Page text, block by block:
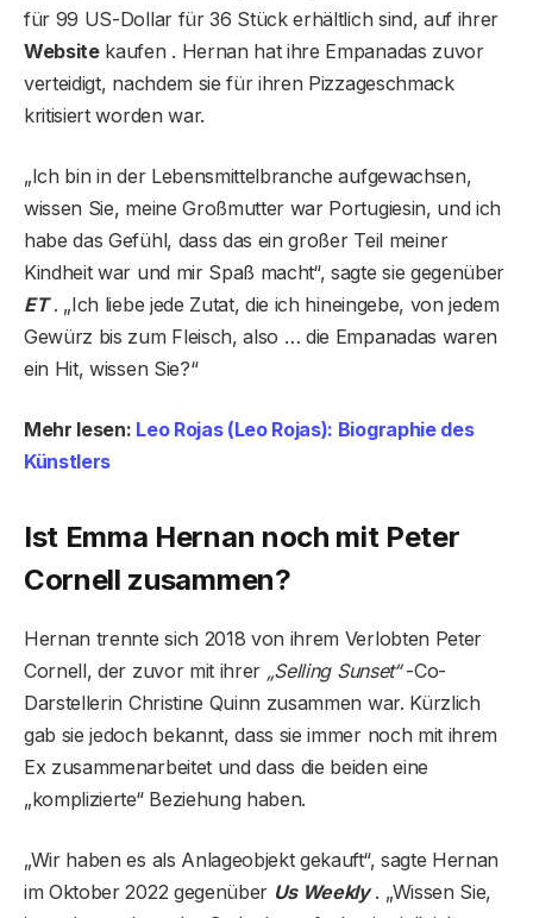
für 99 US-Dollar für 36 Stück erhältlich sind, auf ihrer
Websitekaufen . Hernan hat ihre Empanadas zuvor
verteidigt, nachdem sie für ihren Pizzageschmack
kritisiert worden war.
„Ich bin in der Lebensmittelbranche aufgewachsen,
wissen Sie, meine Großmutter war Portugiesin, und ich
habe das Gefühl, dass das ein großer Teil meiner
Kindheit war und mir Spaß macht“, sagte sie gegenüber
ET. „Ich liebe jede Zutat, die ich hineingebe, von jedem
Gewürz bis zum Fleisch, also … die Empanadas waren
ein Hit, wissen Sie?“
Mehr lesen: Leo Rojas (Leo Rojas): Biographie des
Künstlers
Ist Emma Hernan noch mit Peter
Cornell zusammen?
Hernan trennte sich 2018 von ihrem Verlobten Peter
Cornell, der zuvor mit ihrer „Selling Sunset“-Co-
Darstellerin Christine Quinn zusammen war. Kürzlich
gab sie jedoch bekannt, dass sie immer noch mit ihrem
Ex zusammenarbeitet und dass die beiden eine
„komplizierte“ Beziehung haben.
„Wir haben es als Anlageobjekt gekauft“, sagte Hernan
im Oktober 2022 gegenüber Us Weekly. „Wissen Sie,